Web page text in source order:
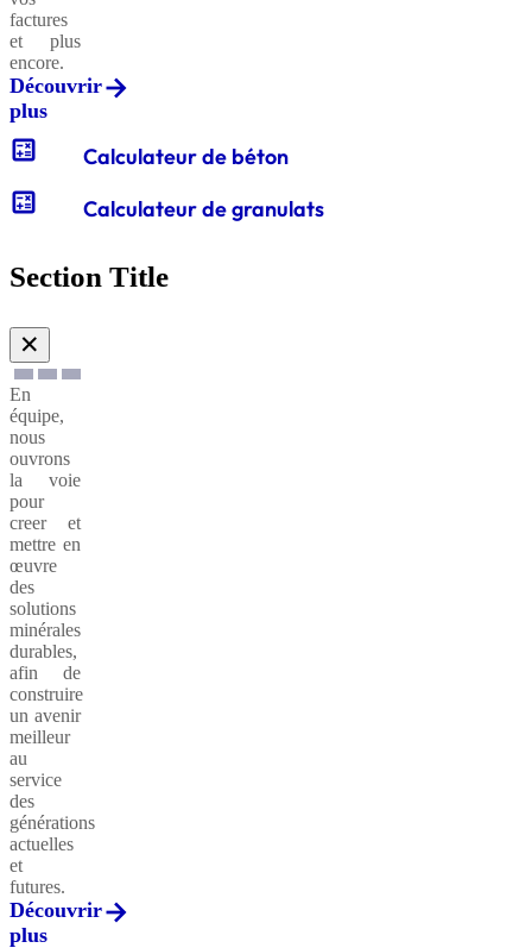
factures
et plus
encore.
Découvrir
plus
calculate Calculateur de béton
calculate Calculateur de granulats
Section Title
✕
En
équipe,
nous
ouvrons
la voie
pour
creer et
mettre en
œuvre
des
solutions
minérales
durables,
afin de
construire
un avenir
meilleur
au
service
des
générations
actuelles
et
futures.
Découvrir
plus